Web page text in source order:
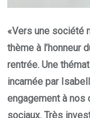
«Vers une société
thème à l’honneur
rentrée. Une
incarnée par
engagement à
sociaux. Très